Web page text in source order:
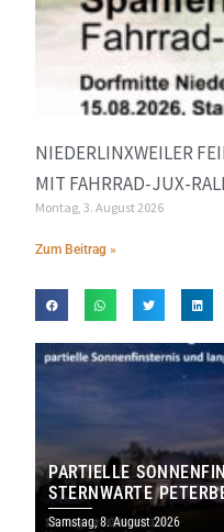
NIEDERLINXWEILER
MIT FAHRRAD-JUX-
Montag, 3. August 2026
Zum Beitrag »
PARTIELLE
STERNWARTE
IHRE TORE
Samstag, 8. August 2026